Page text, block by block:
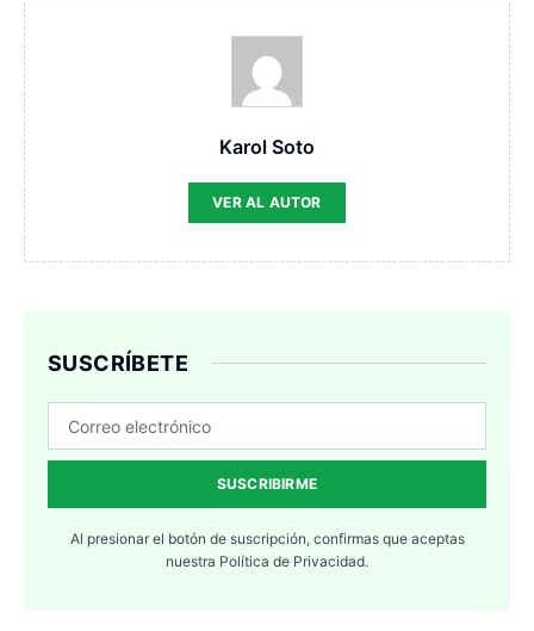
Karol Soto
VER AL AUTOR
SUSCRÍBETE
SUSCRIBIRME
Al presionar el botón de suscripción, confirmas que aceptas
nuestra Política de Privacidad.